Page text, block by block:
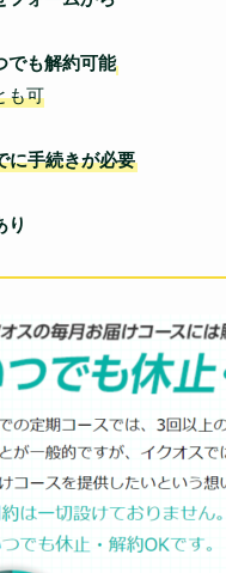
でも解約可能
も可
に手続きが必要
り